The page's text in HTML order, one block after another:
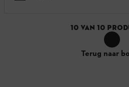
10 VAN 10
Terug naar